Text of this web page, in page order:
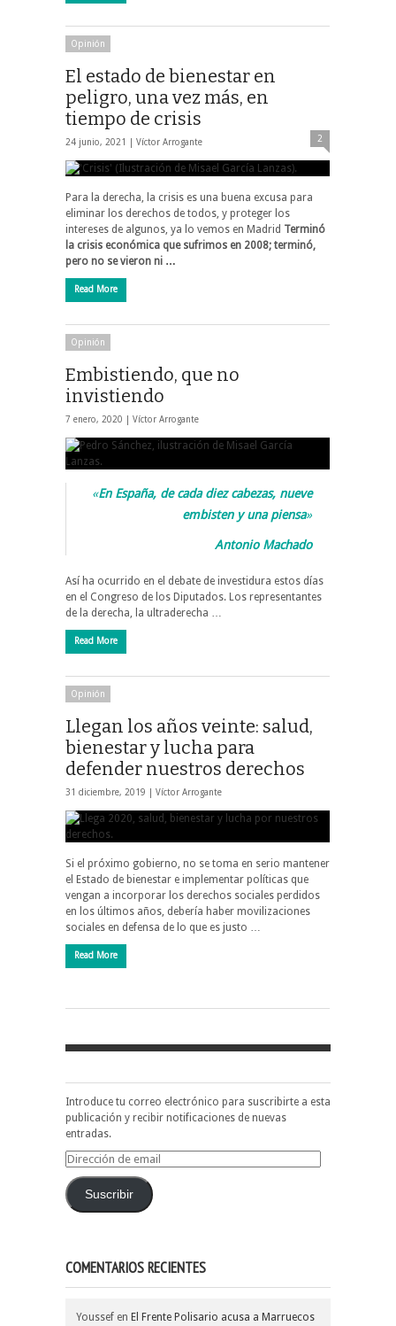
Opinión
El estado de bienestar en
peligro, una vez más, en
tiempo de crisis
24 junio, 2021 | Víctor Arrogante 2
Para la derecha, la crisis es una buena excusa para
eliminar los derechos de todos, y proteger los
intereses de algunos, ya lo vemos en Madrid Terminó
la crisis económica que sufrimos en 2008; terminó,
pero no se vieron ni …
Read More
Opinión
Embistiendo, que no
invistiendo
7 enero, 2020 | Víctor Arrogante
«En España, de cada diez cabezas, nueve
embisten y una piensa»
Antonio Machado
Así ha ocurrido en el debate de investidura estos días
en el Congreso de los Diputados. Los representantes
de la derecha, la ultraderecha …
Read More
Opinión
Llegan los años veinte: salud,
bienestar y lucha para
defender nuestros derechos
31 diciembre, 2019 | Víctor Arrogante
Si el próximo gobierno, no se toma en serio mantener
el Estado de bienestar e implementar políticas que
vengan a incorporar los derechos sociales perdidos
en los últimos años, debería haber movilizaciones
sociales en defensa de lo que es justo …
Read More
Introduce tu correo electrónico para suscribirte a esta
publicación y recibir notificaciones de nuevas
entradas.
Dirección
emailSuscribir
COMENTARIOS RECIENTES
Youssef en El Frente Polisario acusa a Marruecos